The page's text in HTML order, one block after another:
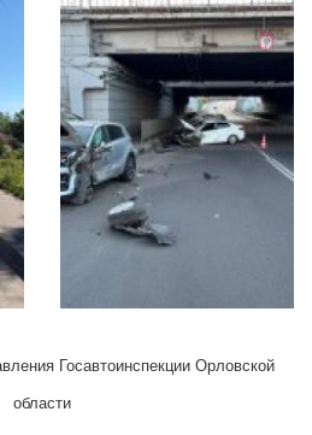
Госавтоинспекции Орловской
области